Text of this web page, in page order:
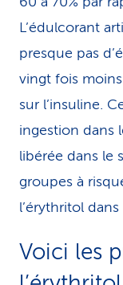
L’édulcorant
presque pas
vingt fois
sur l’insuline.
ingestion dans
libérée dans le
groupes à
l’érythritol
Voici les